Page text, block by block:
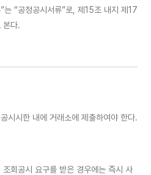
는 “공정공시서류”로, 제15조 내지 제17
본다.
시시한 내에 거래소에 제출하여야 한다.
회공시 요구를 받은 경우에는 즉시 사